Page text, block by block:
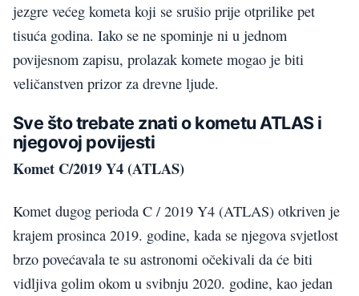
jezgre većeg kometa koji se srušio prije otprilike pet
tisuća godina. Iako se ne spominje ni u jednom
povijesnom zapisu, prolazak komete mogao je biti
veličanstven prizor za drevne ljude.
Sve što trebate znati o kometu ATLAS i
njegovoj povijesti
Komet C/2019 Y4 (ATLAS)
Komet dugog perioda C / 2019 Y4 (ATLAS) otkriven je
krajem prosinca 2019. godine, kada se njegova svjetlost
brzo povećavala te su astronomi očekivali da će biti
vidljiva golim okom u svibnju 2020. godine, kao jedan